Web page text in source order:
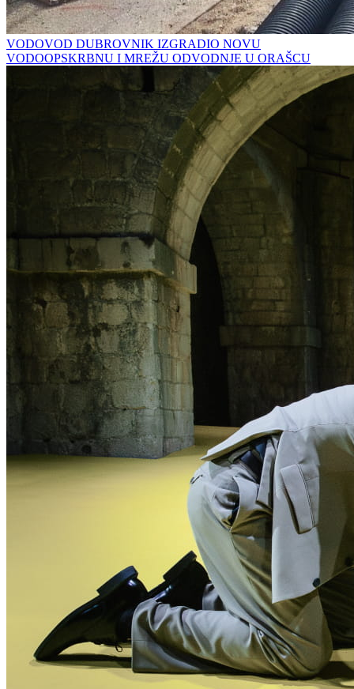
VODOVOD DUBROVNIK IZGRADIO NOVU
VODOOPSKRBNU I MREŽU ODVODNJE U ORAŠCU